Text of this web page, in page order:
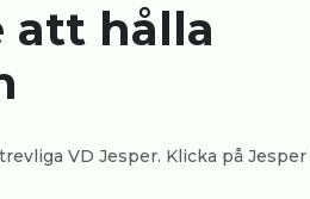
att hålla
VD Jesper. Klicka på